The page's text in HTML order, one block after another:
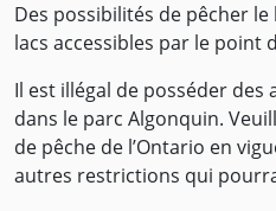
Des possibilités de pêcher
lacs accessibles par le point
Il est illégal de posséder
dans le parc Algonquin.
de pêche de l’Ontario en
autres restrictions qui